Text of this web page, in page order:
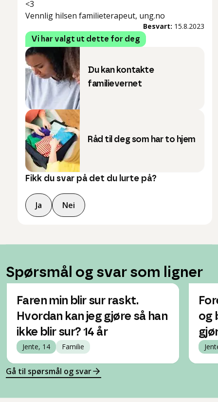
<3
Vennlig hilsen familieterapeut, ung.no
Besvart: 15.8.2023
Vi har valgt ut dette for deg
Du kan kontakte
familievernet
Råd til deg som har to hjem
Fikk du svar på det du lurte på?
Ja Nei
Spørsmål og svar som ligner
Faren min blir sur raskt.
Hvordan kan jeg gjøre så han
ikke blir sur? 14 år
Jente, 14 Familie
og
Gå til spørsmål og svar